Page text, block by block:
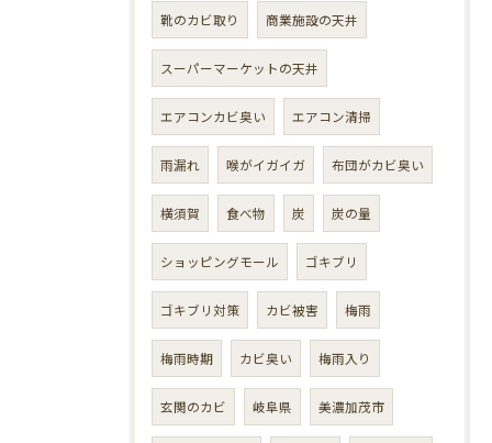
靴のカビ取り 商業施設の天井
スーパーマーケットの天井
エアコンカビ臭い エアコン清掃
雨漏れ 喉がイガイガ 布団がカビ臭い
横須賀 食べ物 炭 炭の量
ショッピングモール ゴキブリ
ゴキブリ対策 カビ被害 梅雨
梅雨時期 カビ臭い 梅雨入り
玄関のカビ 岐阜県 美濃加茂市